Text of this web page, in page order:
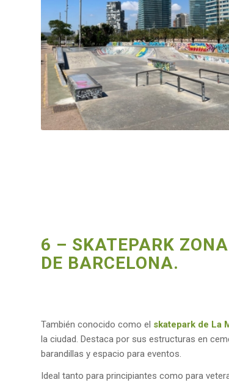
6 – SKATEPARK
DE BARCELONA.
También conocido como el skatepark de La
la ciudad. Destaca por sus estructuras en
barandillas y espacio para eventos.
Ideal tanto para principiantes como para